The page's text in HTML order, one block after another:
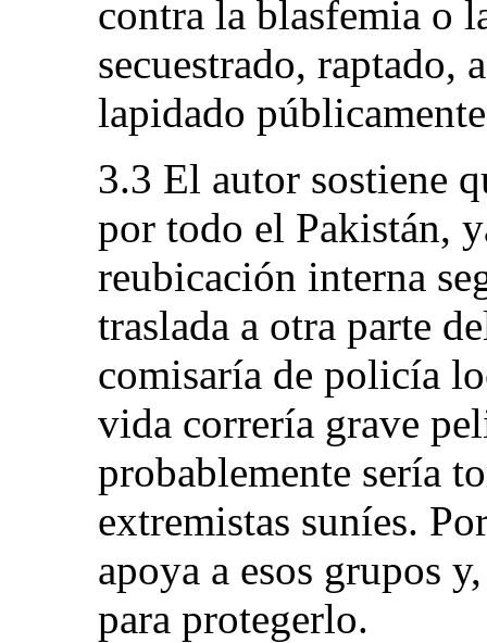
contra la blasfemia o
secuestrado, raptado,
lapidado
3.3 El autor sostiene
por todo el Pakistán,
reubicación interna
traslada a otra parte
comisaría de policía
vida correría grave
probablemente sería
extremistas suníes.
apoya a esos grupos
para protegerlo.